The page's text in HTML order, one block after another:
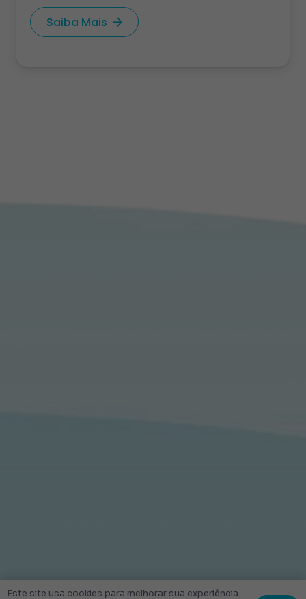
Saiba Mais
Este site usa cookies para melhorar sua experiência.